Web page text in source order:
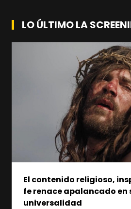
LO ÚLTIMO LA
El contenido religioso,
fe renace apalancado en
universalidad